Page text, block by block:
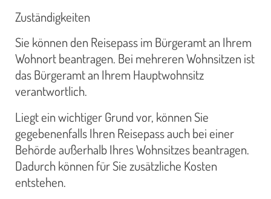
Zuständigkeiten
Sie können den Reisepass im Bürgeramt an Ihrem
Wohnort beantragen. Bei mehreren Wohnsitzen ist
das Bürgeramt an Ihrem Hauptwohnsitz
verantwortlich.
Liegt ein wichtiger Grund vor, können Sie
gegebenenfalls Ihren Reisepass auch bei einer
Behörde außerhalb Ihres Wohnsitzes beantragen.
Dadurch können für Sie zusätzliche Kosten
entstehen.